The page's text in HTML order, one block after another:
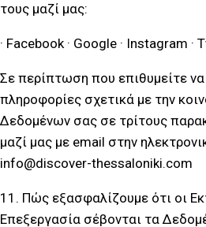
τους μαζί μας:
· Facebook · Google · Instagram ·
Σε περίπτωση που επιθυμείτε
πληροφορίες σχετικά με την
Δεδομένων σας σε τρίτους
μαζί μας με email στην
info@discover-thessaloniki.com
11. Πώς εξασφαλίζουμε ότι οι
Επεξεργασία σέβονται τα